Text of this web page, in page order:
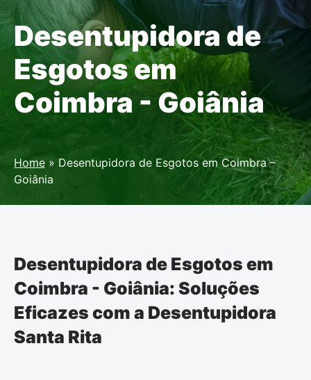
Desentupidora de
Esgotos em
Coimbra - Goiânia
Home » Desentupidora de Esgotos em Coimbra –
Goiânia
Desentupidora de Esgotos em
Coimbra - Goiânia: Soluções
Eficazes com a Desentupidora
Santa Rita